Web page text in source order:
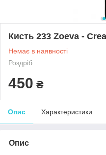
Кисть 233 Zoeva -
Немає в наявності
Роздріб
450 ₴
Опис Характеристики
Опис